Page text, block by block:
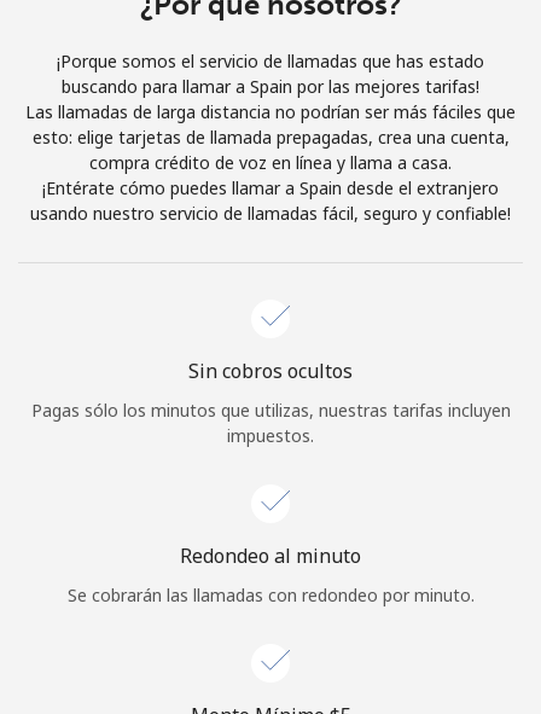
o
Continuar con
¡Porque somos el servicio de llamadas que has estado
buscando para llamar a Spain por las mejores tarifas!
Las llamadas de larga distancia no podrían ser más fáciles que
esto: elige tarjetas de llamada prepagadas, crea una cuenta,
compra crédito de voz en línea y llama a casa.
¡Entérate cómo puedes llamar a Spain desde el extranjero
usando nuestro servicio de llamadas fácil, seguro y confiable!
Sin cobros ocultos
Pagas sólo los minutos que utilizas, nuestras tarifas incluyen
impuestos.
Redondeo al minuto
Se cobrarán las llamadas con redondeo por minuto.